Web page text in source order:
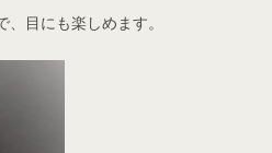
目にも楽しめます。